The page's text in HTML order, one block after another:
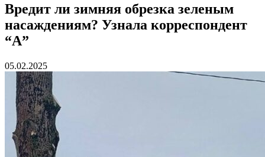
Вредит ли зимняя обрезка зеленым
насаждениям? Узнала корреспондент
“А”
05.02.2025